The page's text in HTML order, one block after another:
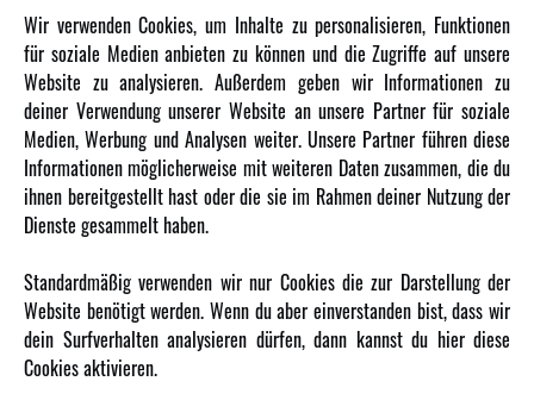
Newsletter
Über uns
Karriere
Amewi Kataloge
MEHR VON AMEWI
AMXRacing - Qualitäts RC-Zubehör
Amewi Construction - Nutzfahrzeuge
Malinos - Die kreative Seite von Amewi
Werden Sie Amewi Händler
Wir verwenden Cookies, um Inhalte zu personalisieren, Funktionen
für soziale Medien anbieten zu können und die Zugriffe auf unsere
Website zu analysieren. Außerdem geben wir Informationen zu
deiner Verwendung unserer Website an unsere Partner für soziale
Medien, Werbung und Analysen weiter. Unsere Partner führen diese
Informationen möglicherweise mit weiteren Daten zusammen, die du
ihnen bereitgestellt hast oder die sie im Rahmen deiner Nutzung der
Dienste gesammelt haben.
Standardmäßig verwenden wir nur Cookies die zur Darstellung der
Website benötigt werden. Wenn du aber einverstanden bist, dass wir
dein Surfverhalten analysieren dürfen, dann kannst du hier diese
Cookies aktivieren.